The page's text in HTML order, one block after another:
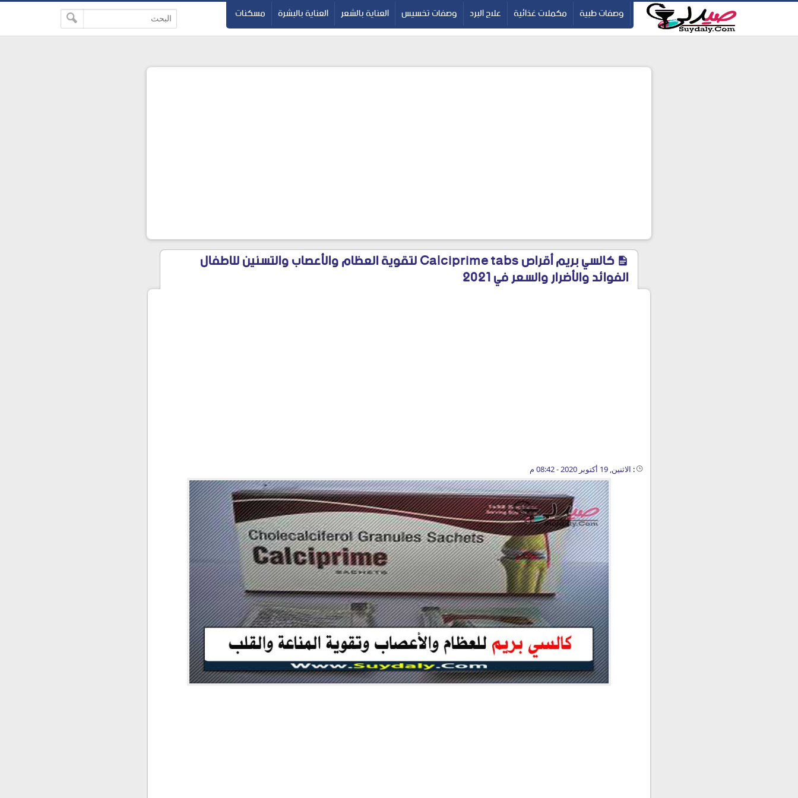
-->
google-site-verification=pbBDctPvwZJkSEHg2-vmZ_yu86_9u3jQJgGN9H2FF9w
وصفات طبية مكملات غذائية علاج البرد وصفات تخسيس العناية بالشعر العناية بالبشرة مسكنات
كالسي بريم أقراص Calciprime tabs لتقوية العظام والأعصاب والتسنين للاطفال
الفوائد والأضرار والسعر في 2021
: الاثنين, 19 أكتوبر 2020 - 08:42 م